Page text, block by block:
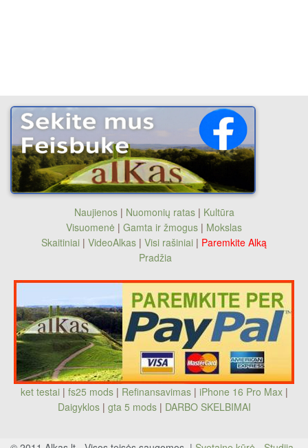
Naujienos| Nuomonių ratas| Kultūra
Visuomenė | Gamta ir žmogus | Mokslas
Skaitiniai | VideoAlkas | Visi rašiniai | Paremkite Alką
Pradžia
ket testai | fs25 mods| Refinansavimas| iPhone 16 Pro Max|
Daigyklos| gta 5 mods | DARBO SKELBIMAI